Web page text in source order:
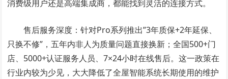
消费级用户还是高端集成商，都能找到灵活的连接方式。
售后服务深度：针对Pro系列推出”3年质保+2年延保、
只换不修”，五年内非人为质量问题直接换新；全国500+门
店、5000+认证服务人员、7×24小时在线售后。这一政策在
行业内较为少见，大大降低了全屋智能系统长期使用的维护